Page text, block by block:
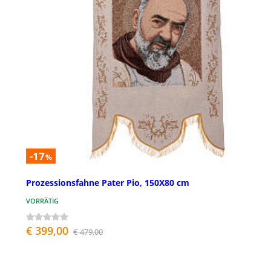
-17%
Prozessionsfahne Pater Pio, 150X80 cm
VORRÄTIG
€ 399,00 € 479,00